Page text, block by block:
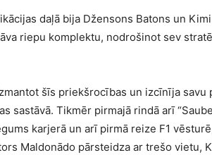
daļā bija Džensons Batons un
riepu komplektu, nodrošinot sev
šīs priekšrocības un izcīnīja savu
sastāvā. Tikmēr pirmajā rindā arī
karjerā un arī pirmā reize F1
Maldonādo pārsteidza ar trešo vietu,